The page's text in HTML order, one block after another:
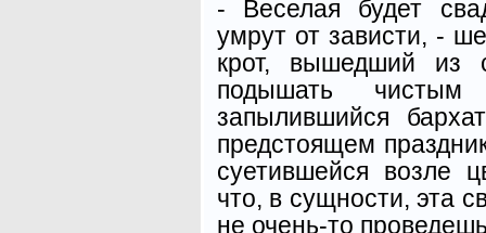
- Веселая будет
умрут от зависти, -
крот, вышедший из
подышать
запылившийся
предстоящем
суетившейся возле
что, в сущности, эта
не очень-то